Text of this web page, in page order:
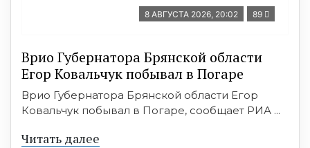
8 АВГУСТА 2026, 20:02 89
Врио Губернатора Брянской области
Егор Ковальчук побывал в Погаре
Врио Губернатора Брянской области Егор
Ковальчук побывал в Погаре, сообщает РИА ...
Читать далее